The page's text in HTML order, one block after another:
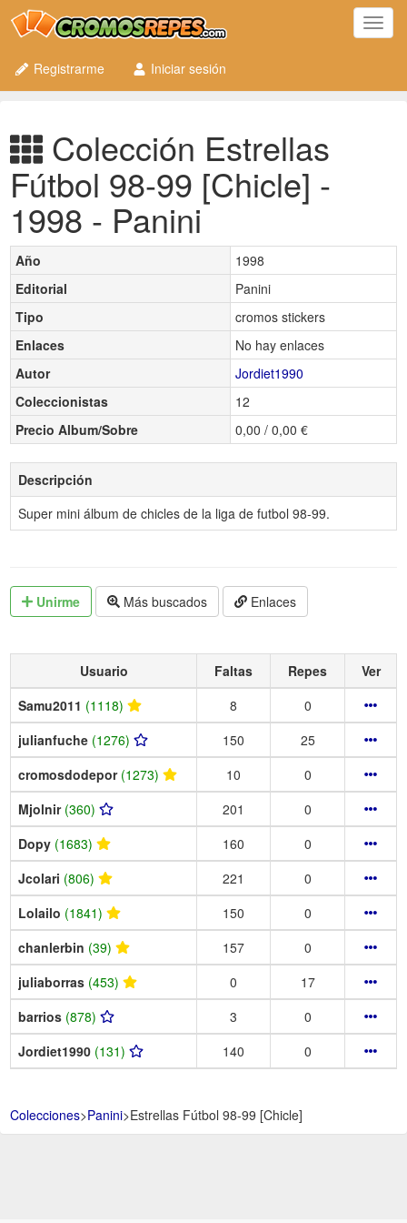
Registrarme
Iniciar sesión
Colección Estrellas
Fútbol 98-99 [Chicle] -
1998 - Panini
Año
1998
Editorial
Panini
Tipo
cromos stickers
Enlaces
No hay enlaces
Autor
Jordiet1990
Coleccionistas
12
Precio Album/Sobre
0,00 / 0,00 €
Descripción
Super mini álbum de chicles de la liga de futbol 98-99.
Unirme Más buscados Enlaces
Usuario Faltas Repes
Ver
Samu2011 (1118) 8
0
julianfuche (1276) 150
25
cromosdodepor (1273) 10
0
Mjolnir (360) 201
0
Dopy (1683) 160
0
Jcolari (806) 221
0
Lolailo (1841) 150
0
chanlerbin (39) 157
0
juliaborras (453) 0
17
barrios (878) 3
0
Jordiet1990 (131) 140 0
Colecciones>Panini>Estrellas Fútbol 98-99 [Chicle]